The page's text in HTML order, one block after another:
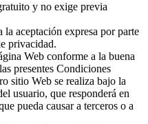
y no exige previa
aceptación expresa por parte
privacidad.
Web conforme a la buena
presentes Condiciones
sitio Web se realiza bajo la
usuario, que responderá en
pueda causar a terceros o a